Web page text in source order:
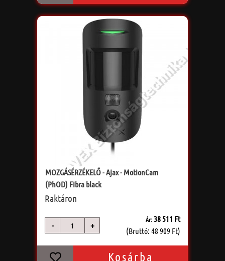
MOZGÁSÉRZÉKELŐ - Ajax - MotionCam
(PhOD) Fibra black
Raktáron
- +
Ár:38 511 Ft
(Bruttó: 48 909 Ft)
Kosárba